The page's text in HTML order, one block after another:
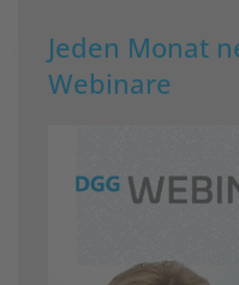
Jeden Monat
Webinare